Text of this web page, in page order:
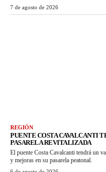
7 de agosto de 2026
REGIÓN
PUENTE COSTA CAVALCANTI
PASARELA REVITALIZADA
El puente Costa Cavalcanti tendrá un
y mejoras en su pasarela peatonal.